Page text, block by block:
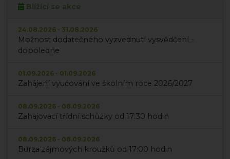
Blížící se akce
24.08.2026 - 31.08.2026
Možnost dodatečného vyzvednutí vysvědčení -
dopoledne
01.09.2026 - 01.09.2026
Zahájení vyučování ve školním roce 2026/2027
08.09.2026 - 08.09.2026
Zahajovací třídní schůzky od 17:30 hodin
08.09.2026 - 08.09.2026
Burza zájmových kroužků od 17:00 hodin